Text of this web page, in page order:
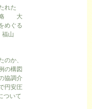
れた
戦略 大
めぐる
福山
のか、
の構図
協調介
円安圧
ついて